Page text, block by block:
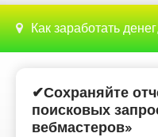
Как заработать денег, не
✔Сохраняйте
поисковых
вебмастеров»